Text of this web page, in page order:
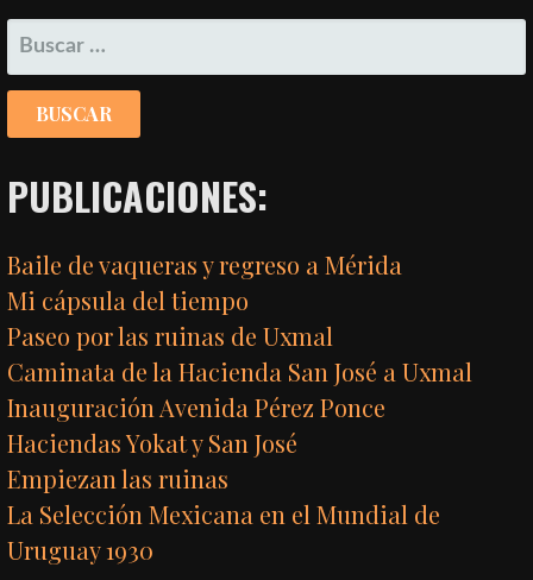
BUSCAR:
PUBLICACIONES:
Baile de vaqueras y regreso a Mérida
Mi cápsula del tiempo
Paseo por las ruinas de Uxmal
Caminata de la Hacienda San José a Uxmal
Inauguración Avenida Pérez Ponce
Haciendas Yokat y San José
Empiezan las ruinas
La Selección Mexicana en el Mundial de
Uruguay 1930